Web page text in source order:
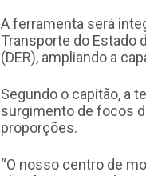
A ferramenta será
Transporte do Estado
(DER), ampliando a
Segundo o capitão, a
surgimento de focos
proporções.
“O nosso centro de